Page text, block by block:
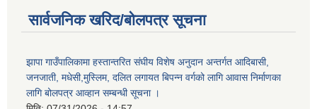
सार्वजनिक खरिद/बोलपत्र सूचना
झापा गाउँपालिकामा हस्तान्तरित संघीय विशेष अनुदान अन्तर्गत आदिबासी,
जनजाती, मधेसी,मुस्लिम, दलित लगायत बिपन्न वर्गको लागि आवास निर्माणका
लागि बोलपत्र आव्हान सम्बन्धी सूचना ।